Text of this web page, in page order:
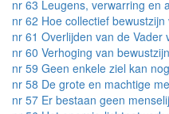
nr 63 Leugens, verwarring en
nr 62 Hoe collectief
nr 61 Overlijden van de Vader
nr 60 Verhoging van
nr 59 Geen enkele ziel kan
nr 58 De grote en machtige
nr 57 Er bestaan geen